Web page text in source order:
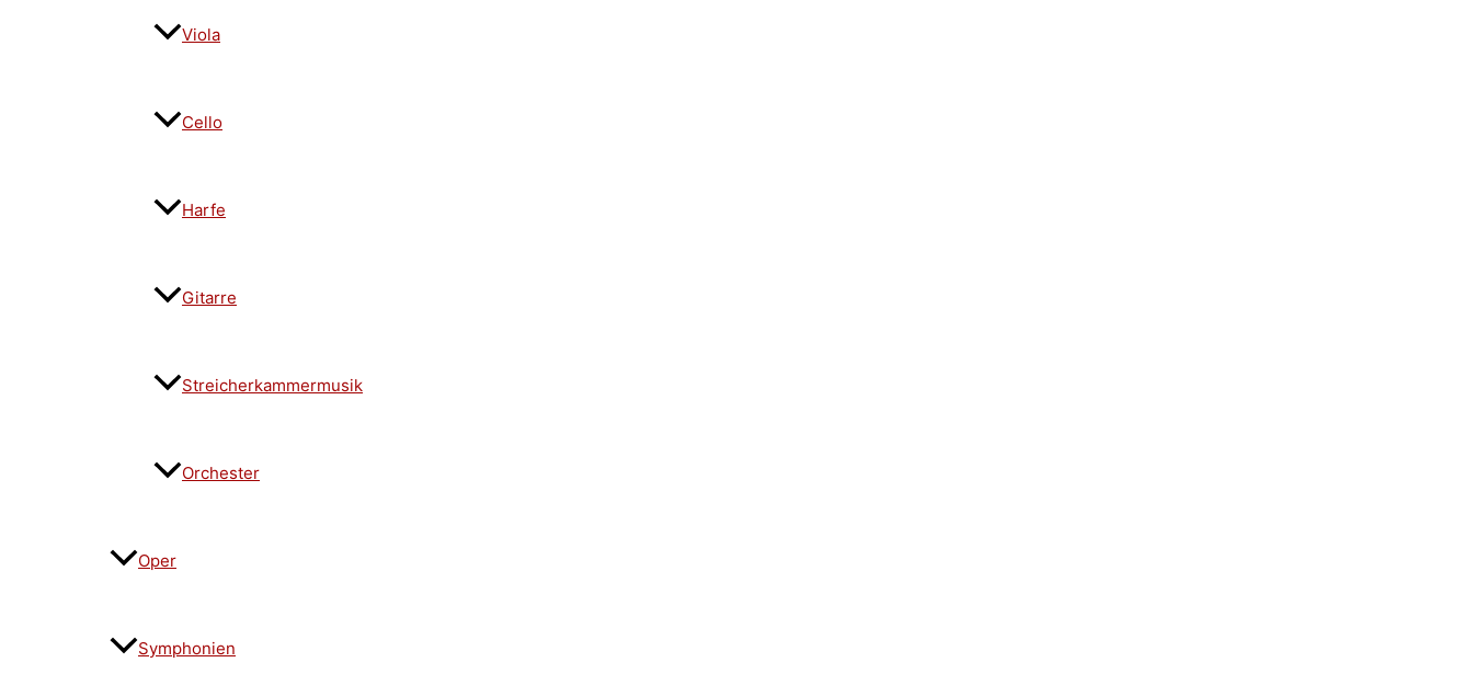
Viola
Cello
Harfe
Gitarre
Streicherkammermusik
Orchester
Oper
Symphonien